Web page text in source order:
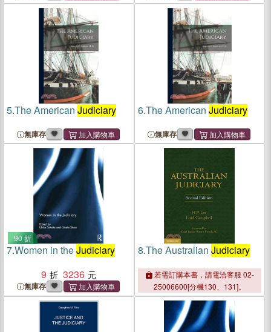
5.The American Judiciary
無庫存
6.The American Judiciary
無庫存
90 折
7.Women in theJudiciary
9
3236
無庫存
8.The Australian Judiciary
若需訂購本書，請電洽客服 02-
25006600[分機130、131]。